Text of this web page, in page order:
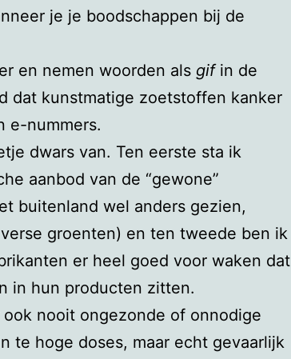
je je boodschappen bij de
en nemen woorden als gifin de
dat kunstmatige zoetstoffen kanker
e-nummers.
dwars van. Ten eerste sta ik
aanbod van de “gewone”
buitenland wel anders gezien,
groenten) en ten tweede ben ik
er heel goed voor waken dat
in hun producten zitten.
nooit ongezonde of onnodige
te hoge doses, maar echt gevaarlijk